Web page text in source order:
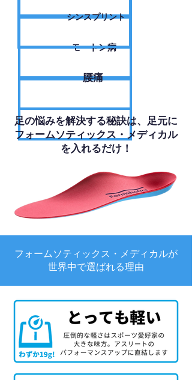
シンスプリント
モートン病
腰痛
足の悩みを解決する秘訣は、足元に
フォームソティックス・メディカル
を入れるだけ！
フォームソティックス・メディカルが
世界中で選ばれる理由